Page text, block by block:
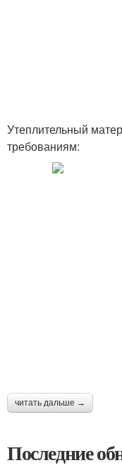
Утеплительный
требованиям:
читать дальше →
Последние